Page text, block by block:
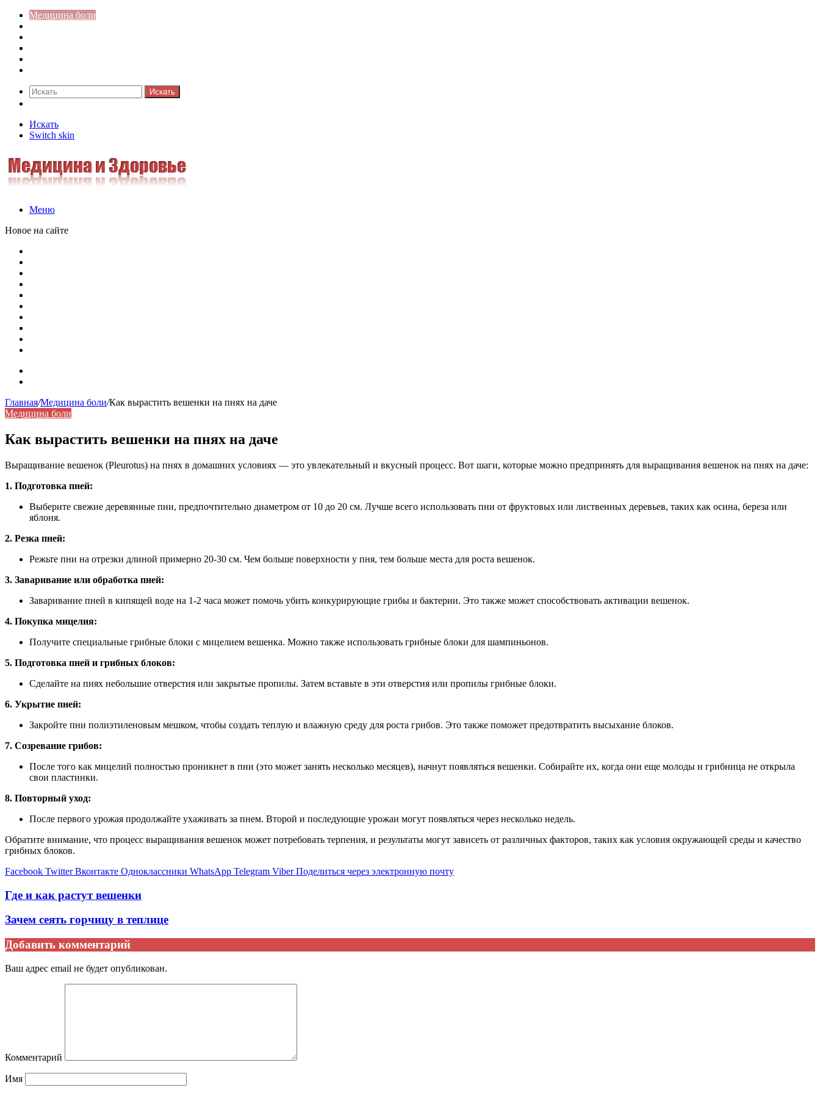
Медицина боли
Искать
Искать
Switch skin
Меню
Новое на сайте
Главная/Медицина боли/Как вырастить вешенки на пнях на даче
Медицина боли
Как вырастить вешенки на пнях на даче
Выращивание вешенок (Pleurotus) на пнях в домашних условиях — это увлекательный и вкусный процесс. Вот шаги, которые можно предпринять для выращивания вешенок на пнях на даче:
1. Подготовка пней:
Выберите свежие деревянные пни, предпочтительно диаметром от 10 до 20 см. Лучше всего использовать пни от фруктовых или лиственных деревьев, таких как осина, береза или
яблоня.
2. Резка пней:
Режьте пни на отрезки длиной примерно 20-30 см. Чем больше поверхности у пня, тем больше места для роста вешенок.
3. Заваривание или обработка пней:
Заваривание пней в кипящей воде на 1-2 часа может помочь убить конкурирующие грибы и бактерии. Это также может способствовать активации вешенок.
4. Покупка мицелия:
Получите специальные грибные блоки с мицелием вешенка. Можно также использовать грибные блоки для шампиньонов.
5. Подготовка пней и грибных блоков:
Сделайте на пнях небольшие отверстия или закрытые пропилы. Затем вставьте в эти отверстия или пропилы грибные блоки.
6. Укрытие пней:
Закройте пни полиэтиленовым мешком, чтобы создать теплую и влажную среду для роста грибов. Это также поможет предотвратить высыхание блоков.
7. Созревание грибов:
После того как мицелий полностью проникнет в пни (это может занять несколько месяцев), начнут появляться вешенки. Собирайте их, когда они еще молоды и грибница не открыла
свои пластинки.
8. Повторный уход:
После первого урожая продолжайте ухаживать за пнем. Второй и последующие урожаи могут появляться через несколько недель.
Обратите внимание, что процесс выращивания вешенок может потребовать терпения, и результаты могут зависеть от различных факторов, таких как условия окружающей среды и качество
грибных блоков.
Facebook Twitter Вконтакте Одноклассники WhatsApp Telegram Viber Поделиться через электронную почту
Где и как растут вешенки
Зачем сеять горчицу в теплице
Добавить комментарий
Ваш адрес email не будет опубликован.
Комментарий
Имя